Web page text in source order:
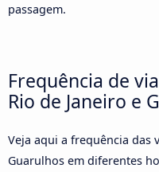
passagem.
Frequência de
Rio de Janeiro e
Veja aqui a frequência das
Guarulhos em diferentes